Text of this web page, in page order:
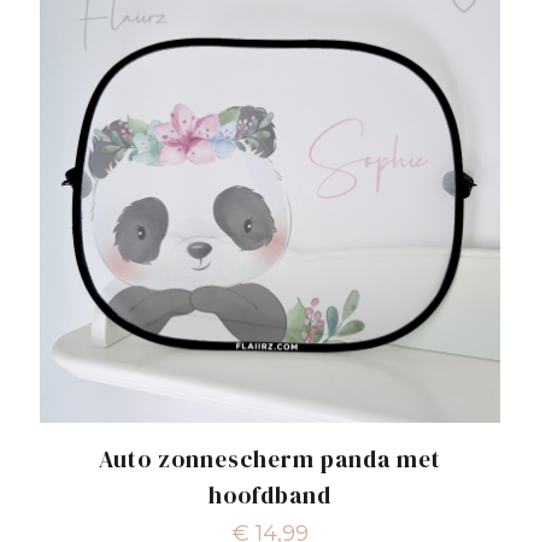
Auto zonnescherm panda met
hoofdband
€ 14,99